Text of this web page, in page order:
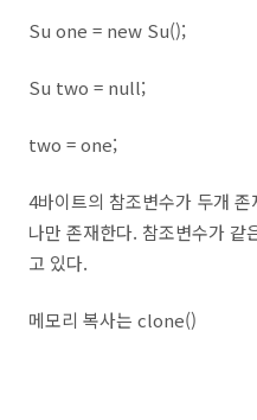
Su one = new Su();
Su two = null;
two = one;
4바이트의 참조변수가 두개
나만 존재한다. 참조변수가 같
고 있다.
메모리 복사는 clone()